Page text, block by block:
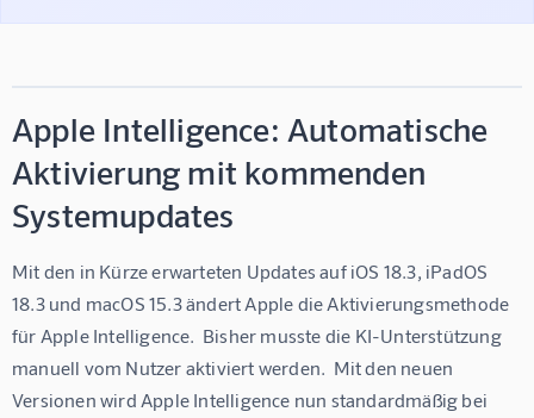
Apple Intelligence: Automatische
Aktivierung mit kommenden
Systemupdates
Mit den in Kürze erwarteten Updates auf iOS 18.3, iPadOS
18.3 und macOS 15.3 ändert Apple die Aktivierungsmethode
für Apple Intelligence.  Bisher musste die KI-Unterstützung
manuell vom Nutzer aktiviert werden.  Mit den neuen
Versionen wird Apple Intelligence nun standardmäßig bei